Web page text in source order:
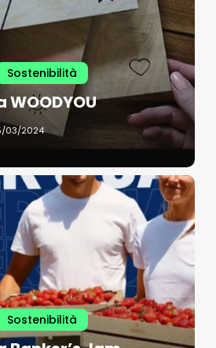
Sostenibilità
03/2024
Sostenibilità